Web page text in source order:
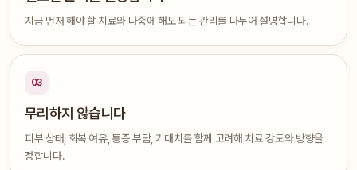
지금 먼저 해야 할 치료와 나중에 해도 되는 관리를 나누어 설명합니다.
03
무리하지 않습니다
피부 상태, 회복 여유, 통증 부담, 기대치를 함께 고려해 치료 강도와 방향을
정합니다.